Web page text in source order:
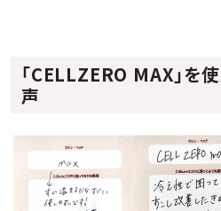
「CELLZERO MAX」を
声